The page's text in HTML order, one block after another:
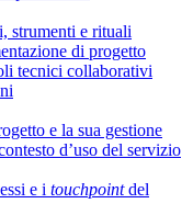
strumenti e rituali
di progetto
tecnici collaborativi
e la sua gestione
d’uso del servizio
e i touchpointdel